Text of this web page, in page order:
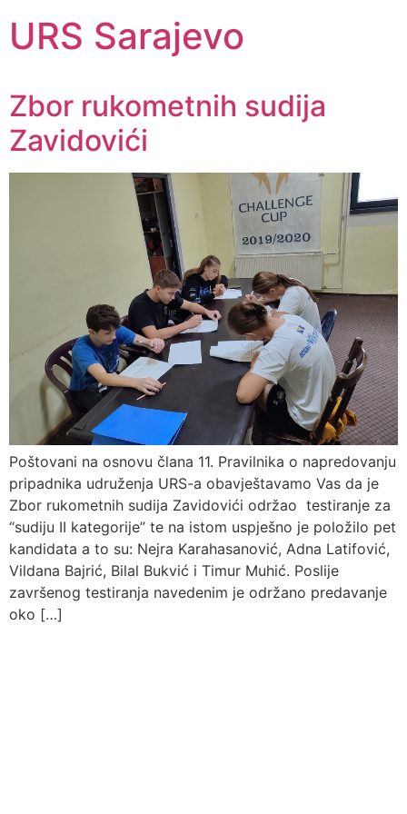
URS Sarajevo
Zbor rukometnih sudija
Zavidovići
Poštovani na osnovu člana 11. Pravilnika o napredovanju
pripadnika udruženja URS-a obavještavamo Vas da je
Zbor rukometnih sudija Zavidovići održao testiranje za
“sudiju II kategorije” te na istom uspješno je položilo pet
kandidata a to su: Nejra Karahasanović, Adna Latifović,
Vildana Bajrić, Bilal Bukvić i Timur Muhić. Poslije
završenog testiranja navedenim je održano predavanje
oko […]